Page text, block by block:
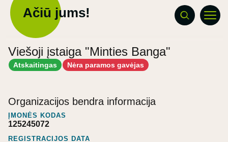
Ačiū jums!
Viešoji įstaiga "Minties Banga"
Atskaitingas Nėra paramos gavėjas
Organizacijos bendra informacija
ĮMONĖS KODAS
125245072
REGISTRACIJOS DATA